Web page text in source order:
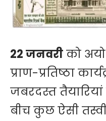
22 जनवरीको
प्राण-प्रतिष्ठा
जबरदस्त
बीच कुछ ऐसी